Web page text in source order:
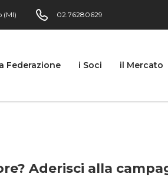
(MI) 02.76280629
Federazione i Soci il Mercato
Aderisci alla